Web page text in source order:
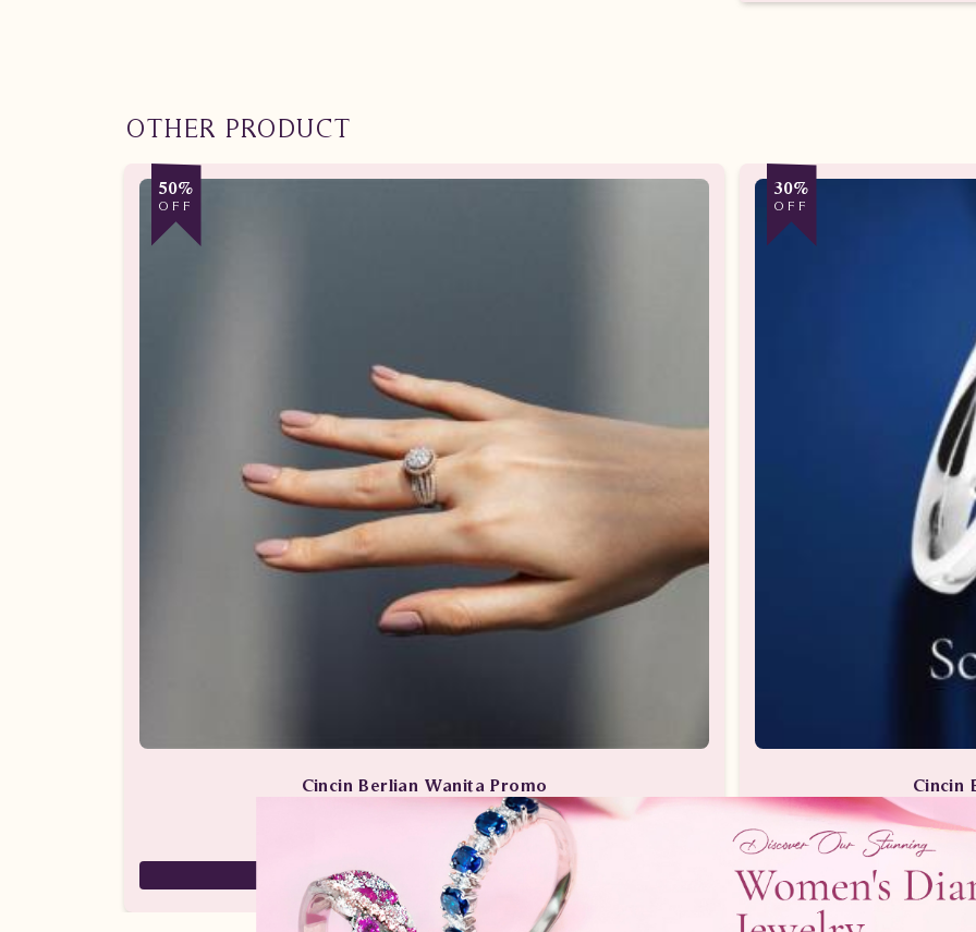
OTHER PRODUCT
50%
OFF
Cincin Berlian Wanita Promo
Perhiasan Berlian / Cincin Berlian
59,000,000
29,500,000
30%
OFF
Cincin